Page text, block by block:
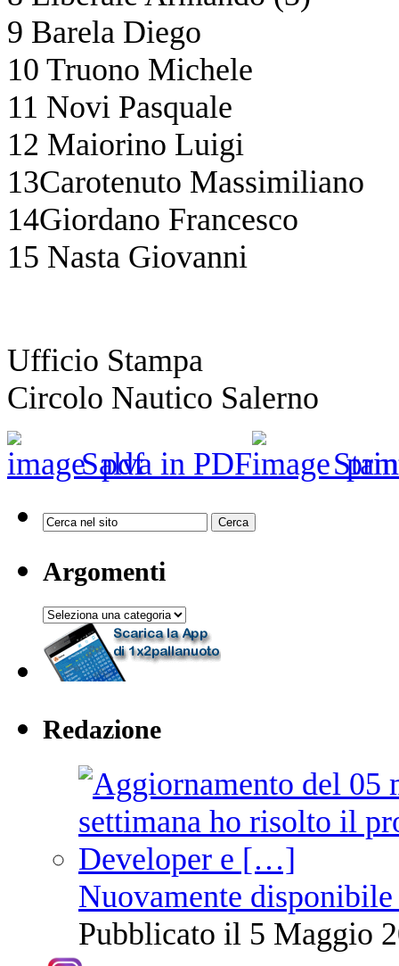
9 Barela Diego
10 Truono Michele
11 Novi Pasquale
12 Maiorino Luigi
13Carotenuto Massimiliano
14Giordano Francesco
15 Nasta Giovanni
Ufficio Stampa
Circolo Nautico Salerno
Salva in PDF
Argomenti
Argomenti
Redazione
Nuovamente
Pubblicato il 5 Maggio